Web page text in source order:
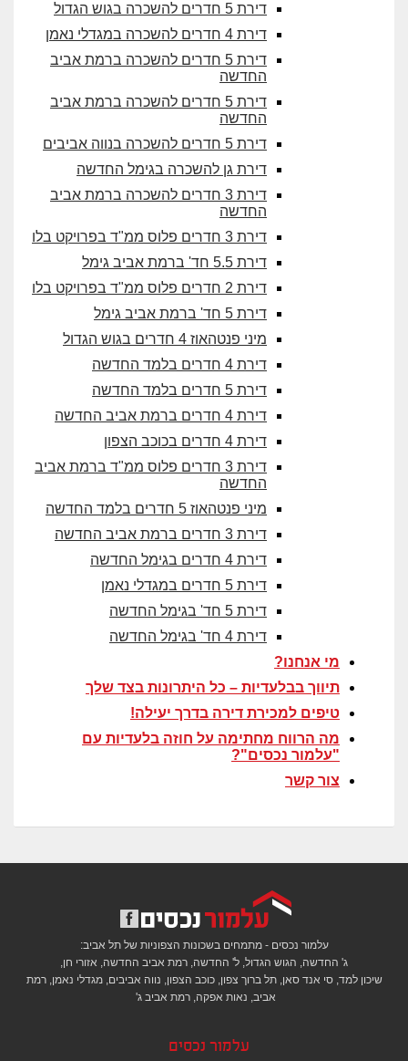
דירת 5 חדרים להשכרה בגוש הגדול
דירת 4 חדרים להשכרה במגדלי נאמן
דירת 5 חדרים להשכרה ברמת אביב
החדשה
דירת 5 חדרים להשכרה ברמת אביב
החדשה
דירת 5 חדרים להשכרה בנווה אביבים
דירת גן להשכרה בגימל החדשה
דירת 3 חדרים להשכרה ברמת אביב
החדשה
דירת 3 חדרים פלוס ממ"ד בפרויקט בלו
דירת 5.5 חד' ברמת אביב גימל
דירת 2 חדרים פלוס ממ"ד בפרויקט בלו
דירת 5 חד' ברמת אביב גימל
מיני פנטהאוז 4 חדרים בגוש הגדול
דירת 4 חדרים בלמד החדשה
דירת 5 חדרים בלמד החדשה
דירת 4 חדרים ברמת אביב החדשה
דירת 4 חדרים בכוכב הצפון
דירת 3 חדרים פלוס ממ"ד ברמת אביב
החדשה
מיני פנטהאוז 5 חדרים בלמד החדשה
דירת 3 חדרים ברמת אביב החדשה
דירת 4 חדרים בגימל החדשה
דירת 5 חדרים במגדלי נאמן
דירת 5 חד' בגימל החדשה
דירת 4 חד' בגימל החדשה
מי אנחנו?
תיווך בבלעדיות – כל היתרונות בצד שלך
טיפים למכירת דירה בדרך יעילה!
מה הרווח מחתימה על חוזה בלעדיות עם
"עלמור נכסים"?
צור קשר
עלמור נכסים - מתמחים בשכונות הצפוניות של תל אביב:
ג' החדשה, הגוש הגדול, ל' החדשה, רמת אביב החדשה, אזורי חן,
שיכון למד, סי אנד סאן, תל ברוך צפון, כוכב הצפון, נווה אביבים, מגדלי נאמן, רמת
אביב, נאות אפקה, רמת אביב ג'
עלמור נכסים